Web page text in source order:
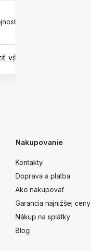
všetky
Nakupovanie
Kontakty
Doprava a platba
Ako nakupovať
Garancia najnižšej ceny
Nákup na splátky
Blog